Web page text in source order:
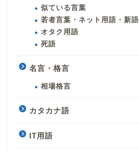
似ている言葉
若者言葉・ネット用語・新語
オタク用語
死語
名言・格言
相場格言
カタカナ語
IT用語